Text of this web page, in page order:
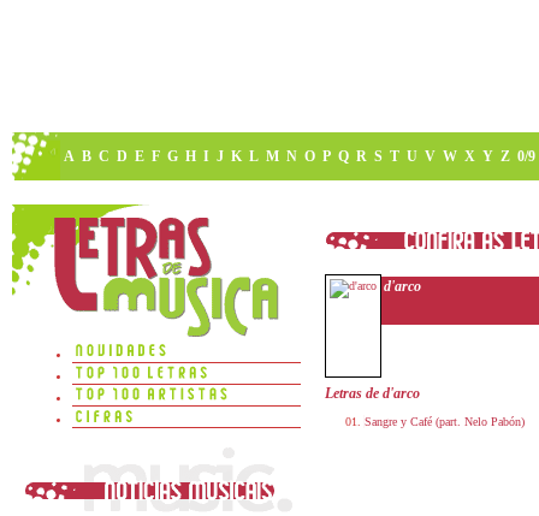
A B C D E F G H I J K L M N O P Q R S T U V W X Y Z 0/9
d'arco
Letras de d'arco
Sangre y Café (part. Nelo Pabón)